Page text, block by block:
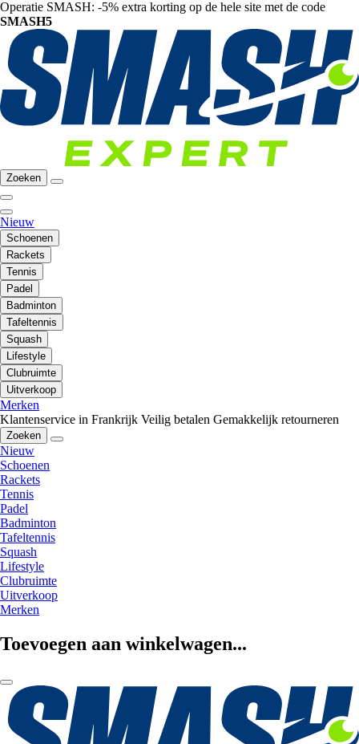
Operatie SMASH: -5% extra korting op de hele site met de code
SMASH5
Zoeken
Nieuw
Schoenen
Rackets
Tennis
Padel
Badminton
Tafeltennis
Squash
Lifestyle
Clubruimte
Uitverkoop
Merken
Klantenservice in Frankrijk Veilig betalen Gemakkelijk retourneren
Zoeken
Nieuw
Schoenen
Rackets
Tennis
Padel
Badminton
Tafeltennis
Squash
Lifestyle
Clubruimte
Uitverkoop
Merken
Toevoegen aan winkelwagen...